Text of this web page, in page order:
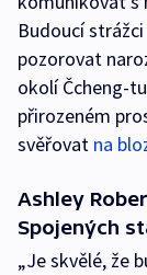
Budoucí
pozorovat
okolí Čcheng-
přirozeném
svěřovat na
Ashley
Spojených
„Je skvělé, že